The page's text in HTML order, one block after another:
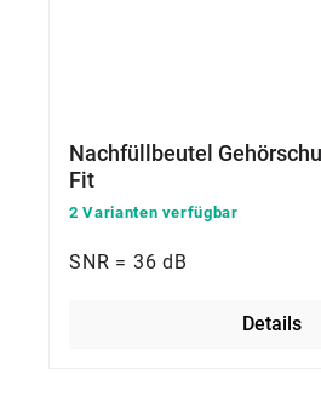
Nachfüllbeutel
Fit
2 Varianten verfügbar
SNR = 36 dB
Details